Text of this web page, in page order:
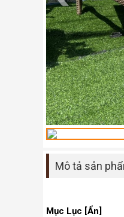
Mô tả sản
Mục Lục [Ẩn]